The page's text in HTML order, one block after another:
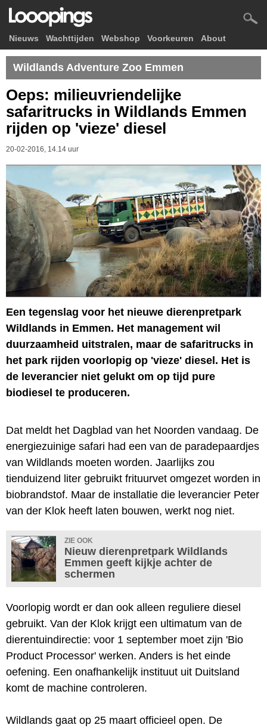
Nieuws Wachttijden Webshop Voorkeuren About
Wildlands Adventure Zoo Emmen
Oeps: milieuvriendelijke
safaritrucks in Wildlands Emmen
rijden op 'vieze' diesel
20-02-2016, 14.14 uur
Een tegenslag voor het nieuwe dierenpretpark
Wildlands in Emmen. Het management wil
duurzaamheid uitstralen, maar de safaritrucks in
het park rijden voorlopig op 'vieze' diesel. Het is
de leverancier niet gelukt om op tijd pure
biodiesel te produceren.
Dat meldt het Dagblad van het Noorden vandaag. De
energiezuinige safari had een van de paradepaardjes
van Wildlands moeten worden. Jaarlijks zou
tienduizend liter gebruikt frituurvet omgezet worden in
biobrandstof. Maar de installatie die leverancier Peter
van der Klok heeft laten bouwen, werkt nog niet.
ZIE OOK
Nieuw dierenpretpark Wildlands
Emmen geeft kijkje achter de
schermen
Voorlopig wordt er dan ook alleen reguliere diesel
gebruikt. Van der Klok krijgt een ultimatum van de
dierentuindirectie: voor 1 september moet zijn 'Bio
Product Processor' werken. Anders is het einde
oefening. Een onafhankelijk instituut uit Duitsland
komt de machine controleren.
Wildlands gaat op 25 maart officieel open. De